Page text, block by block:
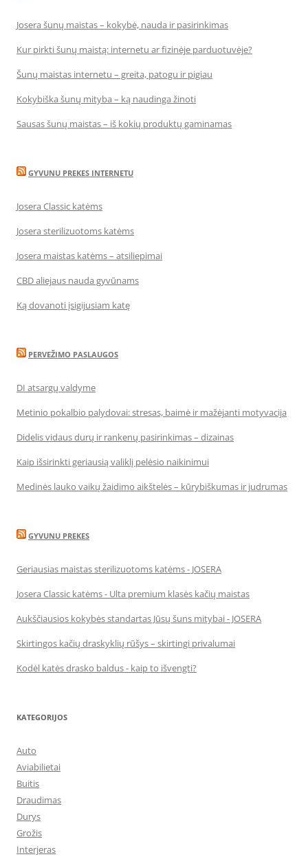
Josera šunų maistas – kokybė, nauda ir pasirinkimas
Kur pirkti šunų maistą: internetu ar fizinėje parduotuvėje?
Šunų maistas internetu – greita, patogu ir pigiau
Kokybiška šunų mityba – ką naudinga žinoti
Sausas šunų maistas – iš kokių produktų gaminamas
GYVUNU PREKES INTERNETU
Josera Classic katėms
Josera sterilizuotoms katėms
Josera maistas katėms – atsiliepimai
CBD aliejaus nauda gyvūnams
Ką dovanoti įsigijusiam katę
PERVEŽIMO PASLAUGOS
DI atsargų valdyme
Metinio pokalbio palydovai: stresas, baimė ir mažėjanti motyvacija
Didelis vidaus durų ir rankenų pasirinkimas – dizainas
Kaip išsirinkti geriausią valiklį pelėsio naikinimui
Medinės lauko vaikų žaidimo aikštelės – kūrybiškumas ir judrumas
GYVUNU PREKES
Geriausias maistas sterilizuotoms katėms - JOSERA
Josera Classic katėms - Ulta premium klasės kačių maistas
Aukščiausios kokybės standartas Jūsų šuns mitybai - JOSERA
Skirtingos kačių draskyklių rūšys – skirtingi privalumai
Kodėl katės drasko baldus - kaip to išvengti?
KATEGORIJOS
Auto
Aviabilietai
Buitis
Draudimas
Durys
Grožis
Interjeras